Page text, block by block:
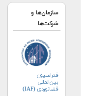
سازمان‌ها و
شرکت‌ها
فدراسیون
بین‌المللی
فضانوردی (IAF)